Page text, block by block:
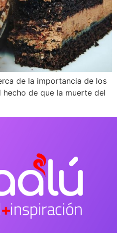
de la importancia de los
de que la muerte del